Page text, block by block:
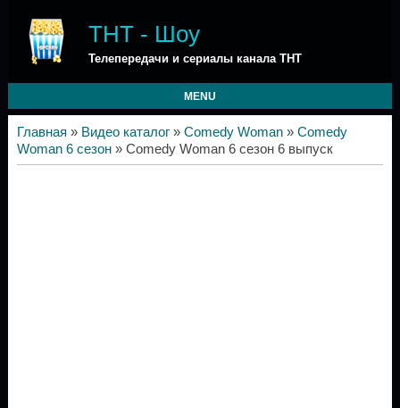
ТНТ - Шоу
Телепередачи и сериалы канала ТНТ
MENU
Главная » Видео каталог» Comedy Woman» Comedy
Woman 6 сезон» Comedy Woman 6 сезон 6 выпуск